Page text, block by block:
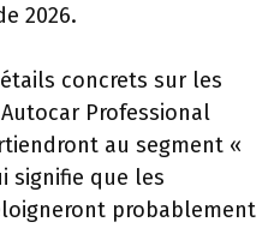
2026.
concrets sur les
Professional
au segment «
signifie que les
probablement